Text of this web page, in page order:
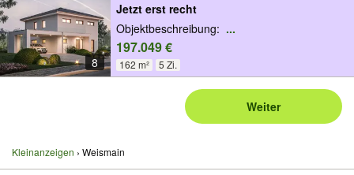
8
Jetzt erst recht
Objektbeschreibung: ...
197.049 €
162 m² 5 Zi.
Weiter
Kleinanzeigen Weismain